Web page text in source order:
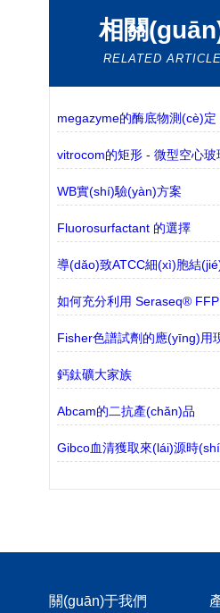
相關
RELATED
megazyme的酶底物測(cè)定
WB實(shí)驗(yàn)方案
Fluorosurfactant 的選擇
鈣鈦礦大家族
Abcam的二抗產(chǎn)品
關(guān)于我們